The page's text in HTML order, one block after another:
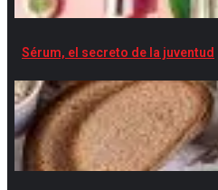
Sérum, el secreto de la juventud